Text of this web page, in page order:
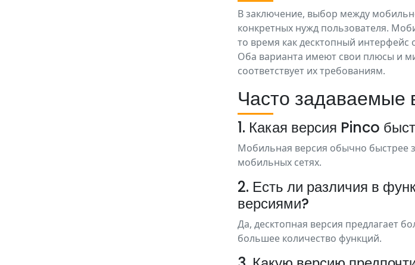
В заключение, выбор между
конкретных нужд пользователя.
то время как десктопный
Оба варианта имеют свои плюсы и
соответствует их требованиям.
Часто задаваемые
1. Какая версия Pinco
Мобильная версия обычно быстрее
мобильных сетях.
2. Есть ли различия в
версиями?
Да, десктопная версия предлагает
большее количество функций.